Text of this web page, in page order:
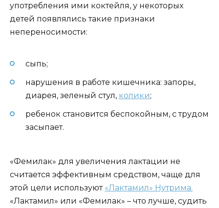
употребления ими коктейля, у некоторых
детей появлялись такие признаки
непереносимости:
сыпь;
нарушения в работе кишечника: запоры,
диарея, зеленый стул, колики;
ребенок становится беспокойным, с трудом
засыпает.
«Фемилак» для увеличения лактации не
считается эффективным средством, чаще для
этой цели используют «Лактамил» Нутрима.
«Лактамил» или «Фемилак» – что лучше, судить